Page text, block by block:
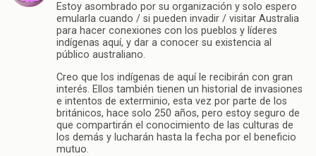
Estoy asombrado por su organización y solo espero
emularla cuando / si pueden invadir / visitar Australia
para hacer conexiones con los pueblos y líderes
indígenas aquí, y dar a conocer su existencia al
público australiano.
Creo que los indígenas de aquí le recibirán con gran
interés. Ellos también tienen un historial de invasiones
e intentos de exterminio, esta vez por parte de los
británicos, hace solo 250 años, pero estoy seguro de
que compartirán el conocimiento de las culturas de
los demás y lucharán hasta la fecha por el beneficio
mutuo.